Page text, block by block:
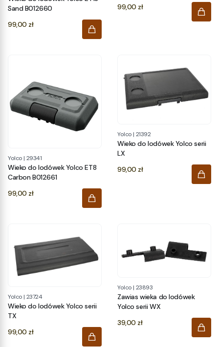
Sand B012660
Cena
99,00 zł
Cena
99,00 zł
Yolco | 29341
Wieko do lodówek Yolco ET8
Carbon B012661
Cena
99,00 zł
Yolco | 21392
Wieko do lodówek Yolco serii
LX
Cena
99,00 zł
Yolco | 23724
Wieko do lodówek Yolco serii
TX
Cena
99,00 zł
Yolco | 23893
Zawias wieka do lodówek
Yolco serii WX
Cena
39,00 zł